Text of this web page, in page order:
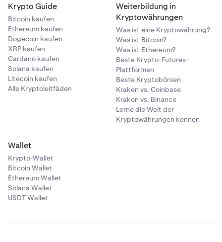
Krypto Guide
Bitcoin kaufen
Ethereum kaufen
Dogecoin kaufen
XRP kaufen
Cardano kaufen
Solana kaufen
Litecoin kaufen
Alle Kryptoleitfäden
Weiterbildung in
Kryptowährungen
Was ist eine Kryptowährung?
Was ist Bitcoin?
Was ist Ethereum?
Beste Krypto-Futures-
Plattformen
Beste Kryptobörsen
Kraken vs. Coinbase
Kraken vs. Binance
Lerne die Welt der
Kryptowährungen kennen
Wallet
Krypto-Wallet
Bitcoin Wallet
Ethereum Wallet
Solana Wallet
USDT Wallet